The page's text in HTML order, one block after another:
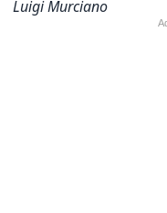
Luigi Murciano